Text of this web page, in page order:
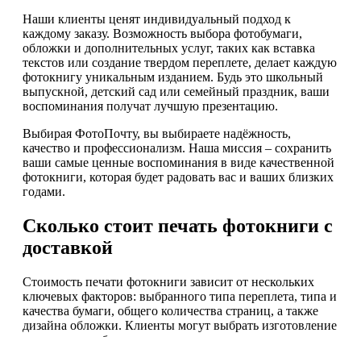
Наши клиенты ценят индивидуальный подход к
каждому заказу. Возможность выбора фотобумаги,
обложки и дополнительных услуг, таких как вставка
текстов или создание твердом переплете, делает каждую
фотокнигу уникальным изданием. Будь это школьный
выпускной, детский сад или семейный праздник, ваши
воспоминания получат лучшую презентацию.
Выбирая ФотоПочту, вы выбираете надёжность,
качество и профессионализм. Наша миссия – сохранить
ваши самые ценные воспоминания в виде качественной
фотокниги, которая будет радовать вас и ваших близких
годами.
Сколько стоит печать фотокниги с
доставкой
Стоимость печати фотокниги зависит от нескольких
ключевых факторов: выбранного типа переплета, типа и
качества бумаги, общего количества страниц, а также
дизайна обложки. Клиенты могут выбрать изготовление